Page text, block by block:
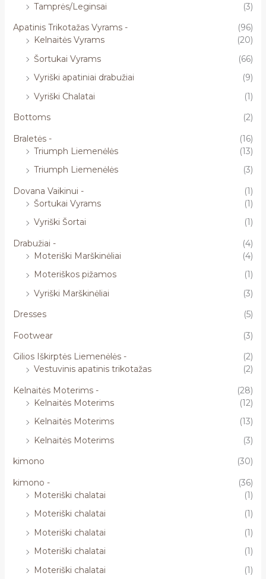
Tamprės/Leginsai
(3)
Apatinis Trikotažas Vyrams -
(96)
Kelnaitės Vyrams
(20)
Šortukai Vyrams
(66)
Vyriški apatiniai drabužiai
(9)
Vyriški Chalatai
(1)
Bottoms
(2)
Braletės -
(16)
Triumph Liemenėlės
(13)
Triumph Liemenėlės
(3)
Dovana Vaikinui -
(1)
Šortukai Vyrams
(1)
Vyriški Šortai
(1)
Drabužiai -
(4)
Moteriški Marškinėliai
(4)
Moteriškos pižamos
(1)
Vyriški Marškinėliai
(3)
Dresses
(5)
Footwear
(3)
Gilios Iškirptės Liemenėlės -
(2)
Vestuvinis apatinis trikotažas
(2)
Kelnaitės Moterims -
(28)
Kelnaitės Moterims
(12)
Kelnaitės Moterims
(13)
Kelnaitės Moterims
(3)
kimono
(30)
kimono -
(36)
Moteriški chalatai
(1)
Moteriški chalatai
(1)
Moteriški chalatai
(1)
Moteriški chalatai
(1)
Moteriški chalatai
(1)